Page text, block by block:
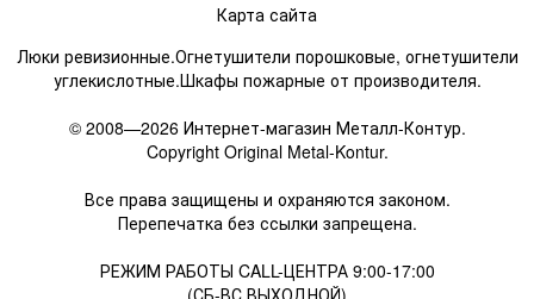
Карта сайта
Люки ревизионные.Огнетушители порошковые, огнетушители
углекислотные.Шкафы пожарные от производителя.
© 2008—2026 Интернет-магазин Металл-Контур.
Copyright Original Metal-Kontur.
Все права защищены и охраняются законом.
Перепечатка без ссылки запрещена.
РЕЖИМ РАБОТЫ CALL-ЦЕНТРА 9:00-17:00
(СБ-ВС ВЫХОДНОЙ)